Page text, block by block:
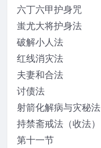
六丁六甲护身咒
蚩尤大将护身法
破解小人法
红线消灾法
夫妻和合法
讨债法
射箭化解病与灾秘法
持禁斋戒法（收法）
第十一节